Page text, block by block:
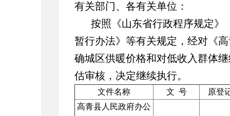
有关部门、各有关单位：
按照《山东省行政程序规定》
暂行办法》等有关规定，经对《
确城区供暖价格和对低收入群体
估审核，决定继续执行。
文件名称 文 号
原登
高青县人民政府办公